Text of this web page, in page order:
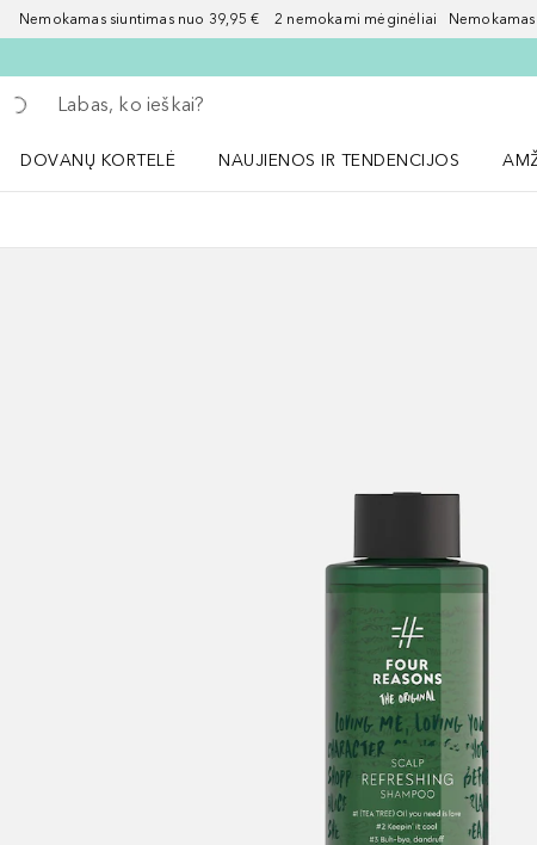
Nemokamas siuntimas nuo 39,95 € 2 nemokami mėginėliai
Grįžk atgal
Vykdykite paiešką
DOVANŲ KORTELĖ
NAUJIENOS IR TENDENCIJOS